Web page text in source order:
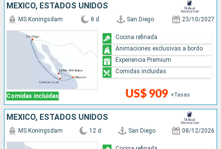
MÉXICO, ESTADOS UNIDOS
Comidas incluidas
MS Koningsdam 8 d San Diego 23/10/2027
US$ 909 +Tasas
Cocina refinada
Animaciones exclusivas a bordo
Experiencia Premium
Comidas incluidas
MÉXICO, ESTADOS UNIDOS
MS Koningsdam 12 d San Diego 08/12/2026